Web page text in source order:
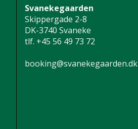
Svanekegaarden
Skippergade 2-8
DK-3740 Svaneke
tlf. +45 56 49 73 72
booking@svanekegaarden.dk